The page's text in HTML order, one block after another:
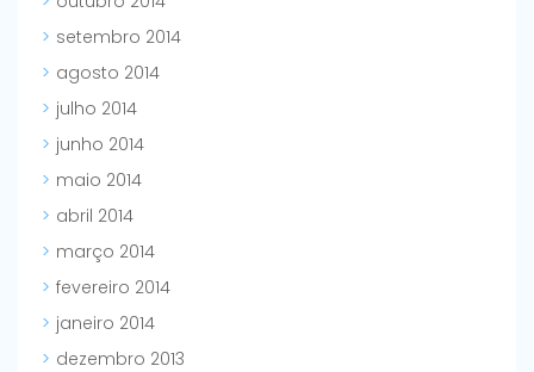
setembro 2014
agosto 2014
julho 2014
junho 2014
maio 2014
abril 2014
março 2014
fevereiro 2014
janeiro 2014
dezembro 2013